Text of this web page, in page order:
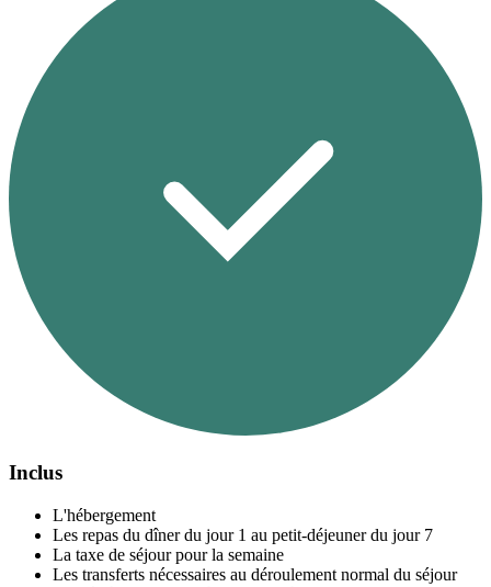
Inclus
L'hébergement
Les repas du dîner du jour 1 au petit-déjeuner du jour 7
La taxe de séjour pour la semaine
Les transferts nécessaires au déroulement normal du séjour